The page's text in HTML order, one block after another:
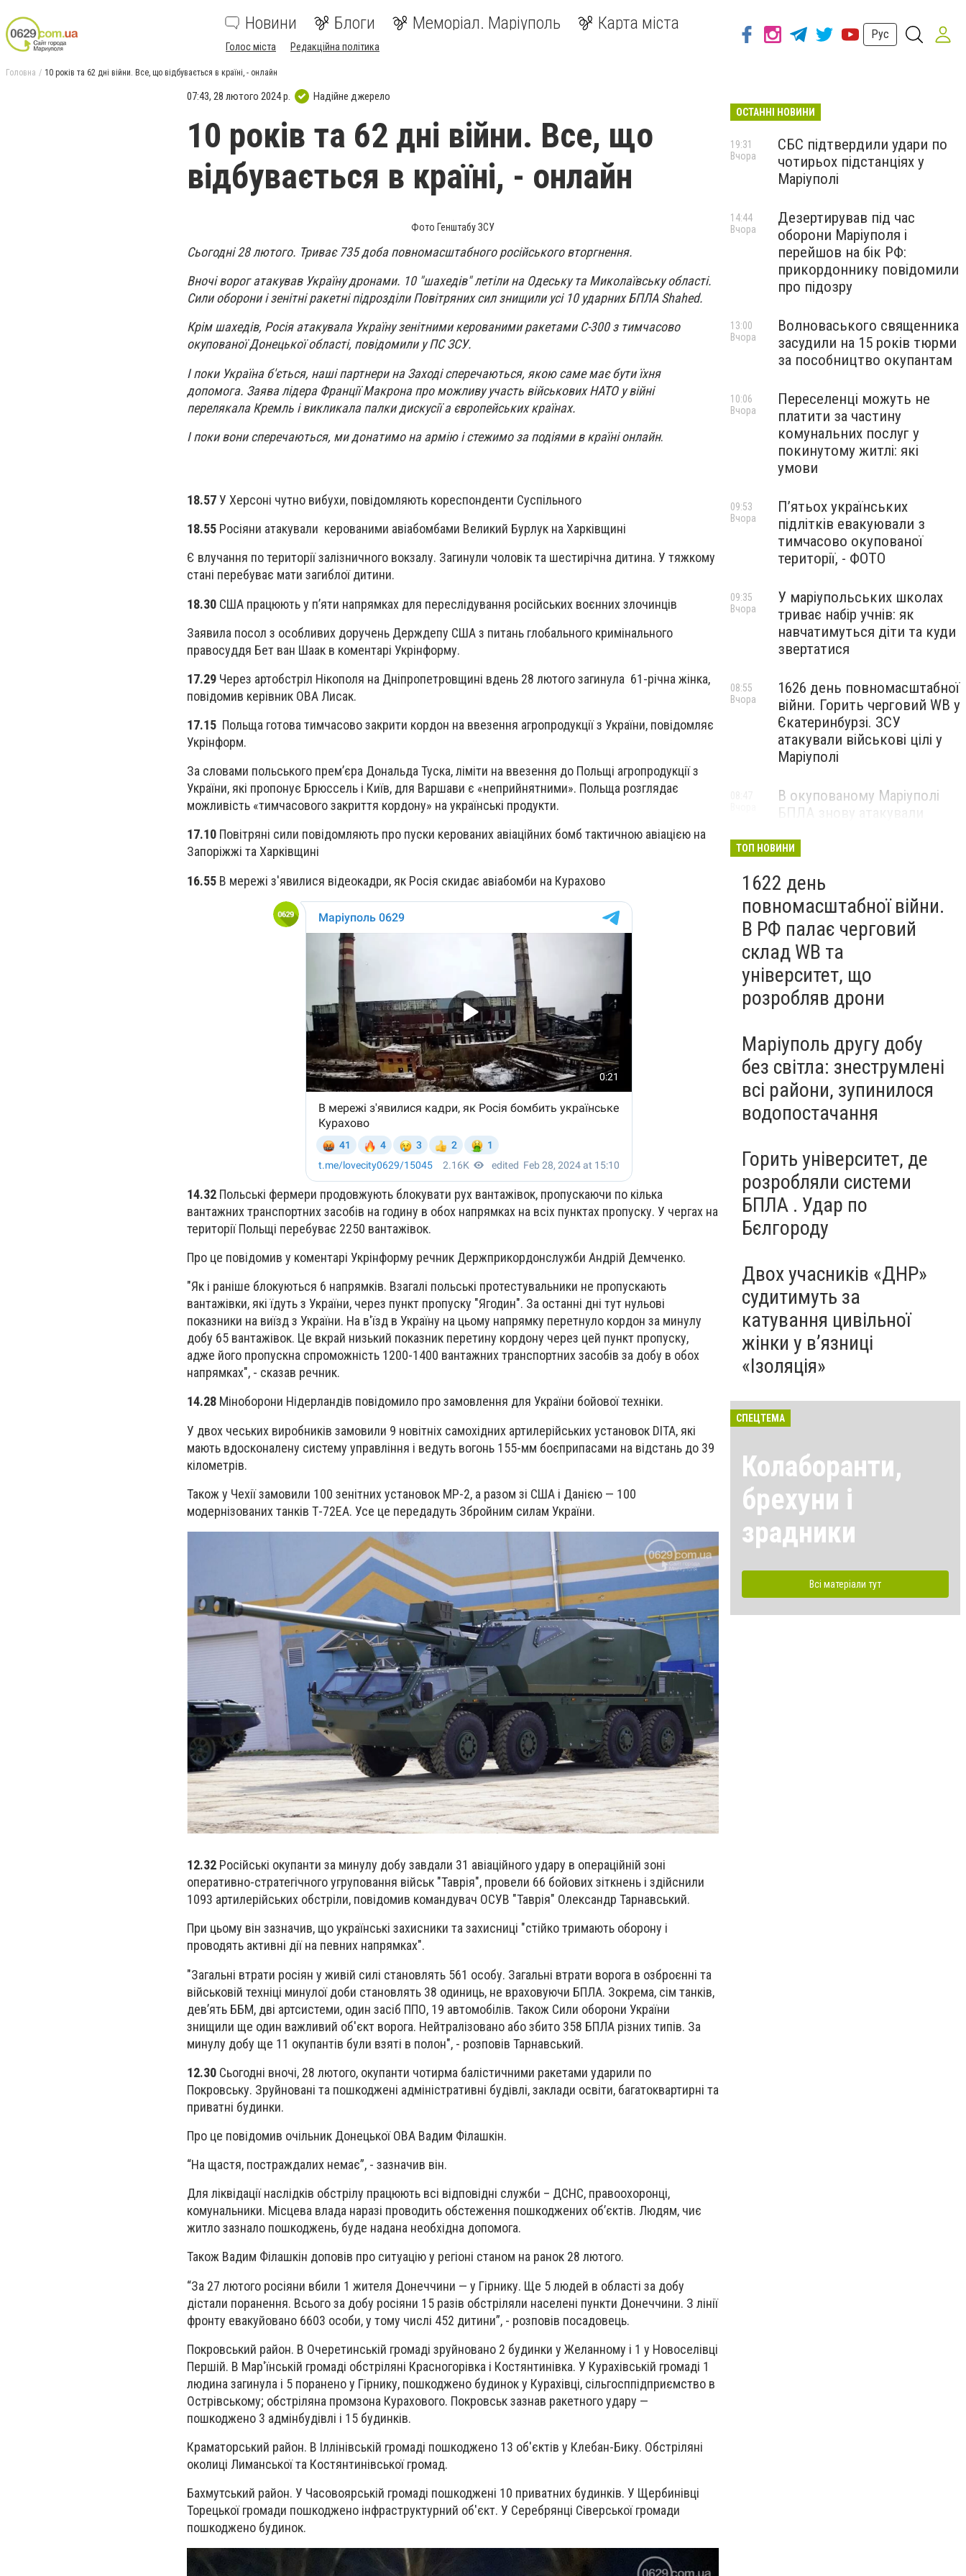
Новини Блоги Меморіал. Маріуполь Карта міста
Голос міста Редакційна політика
Рус
Головна 10 років та 62 дні війни. Все, що відбувається в країні, - онлайн
07:43, 28 лютого 2024 р. Надійне джерело
10 років та 62 дні війни. Все, що
відбувається в країні, - онлайн
Фото Генштабу ЗСУ
Сьогодні 28 лютого. Триває 735 доба повномасштабного російського вторгнення.
Вночі ворог атакував Україну дронами. 10 "шахедів" летіли на Одеську та Миколаївську області.
Сили оборони і зенітні ракетні підрозділи Повітряних сил знищили усі 10 ударних БПЛА Shahed.
Крім шахедів, Росія атакувала Україну зенітними керованими ракетами С-300 з тимчасово
окупованої Донецької області, повідомили у ПС ЗСУ.
І поки Україна б'ється, наші партнери на Заході сперечаються, якою саме має бути їхня
допомога. Заява лідера Франції Макрона про можливу участь військових НАТО у війні
перелякала Кремль і викликала палки дискусії а європейських країнах.
І поки вони сперечаються, ми донатимо на армію і стежимо за подіями в країні онлайн.
18.57У Херсоні чутно вибухи, повідомляють кореспонденти Суспільного
18.55 Росіяни атакували керованими авіабомбами Великий Бурлук на Харківщині
Є влучання по території залізничного вокзалу. Загинули чоловік та шестирічна дитина. У тяжкому
стані перебуває мати загиблої дитини.
18.30 США працюють у п’яти напрямках для переслідування російських воєнних злочинців
Заявила посол з особливих доручень Держдепу США з питань глобального кримінального
правосуддя Бет ван Шаак в коментарі Укрінформу.
17.29 Через артобстріл Нікополя на Дніпропетровщині вдень 28 лютого загинула 61-річна жінка,
повідомив керівник ОВА Лисак.
17.15 Польща готова тимчасово закрити кордон на ввезення агропродукції з України, повідомляє
Укрінформ.
За словами польського прем’єра Дональда Туска, ліміти на ввезення до Польщі агропродукції з
України, які пропонує Брюссель і Київ, для Варшави є «неприйнятними». Польща розглядає
можливість «тимчасового закриття кордону» на українські продукти.
17.10 Повітряні сили повідомляють про пуски керованих авіаційних бомб тактичною авіацією на
Запоріжжі та Харківщині
16.55 В мережі з'явилися відеокадри, як Росія скидає авіабомби на Курахово
14.32 Польські фермери продовжують блокувати рух вантажівок, пропускаючи по кілька
вантажних транспортних засобів на годину в обох напрямках на всіх пунктах пропуску. У чергах на
території Польщі перебуває 2250 вантажівок.
Про це повідомив у коментарі Укрінформу речник Держприкордонслужби Андрій Демченко.
"Як і раніше блокуються 6 напрямків. Взагалі польські протестувальники не пропускають
вантажівки, які їдуть з України, через пункт пропуску "Ягодин". За останні дні тут нульові
показники на виїзд з України. На в'їзд в Україну на цьому напрямку перетнуло кордон за минулу
добу 65 вантажівок. Це вкрай низький показник перетину кордону через цей пункт пропуску,
адже його пропускна спроможність 1200-1400 вантажних транспортних засобів за добу в обох
напрямках", - сказав речник.
14.28 Міноборони Нідерландів повідомило про замовлення для України бойової техніки.
У двох чеських виробників замовили 9 новітніх самохідних артилерійських установок DITA, які
мають вдосконалену систему управління і ведуть вогонь 155-мм боєприпасами на відстань до 39
кілометрів.
Також у Чехії замовили 100 зенітних установок МР-2, а разом зі США і Данією — 100
модернізованих танків Т-72ЕА. Усе це передадуть Збройним силам України.
12.32 Російські окупанти за минулу добу завдали 31 авіаційного удару в операційній зоні
оперативно-стратегічного угруповання військ "Таврія", провели 66 бойових зіткнень і здійснили
1093 артилерійських обстріли, повідомив командувач ОСУВ "Таврія" Олександр Тарнавський.
При цьому він зазначив, що українські захисники та захисниці "стійко тримають оборону і
проводять активні дії на певних напрямках".
"Загальні втрати росіян у живій силі становлять 561 особу. Загальні втрати ворога в озброєнні та
військовій техніці минулої доби становлять 38 одиниць, не враховуючи БПЛА. Зокрема, сім танків,
дев’ять ББМ, дві артсистеми, один засіб ППО, 19 автомобілів. Також Сили оборони України
знищили ще один важливий об'єкт ворога. Нейтралізовано або збито 358 БПЛА різних типів. За
минулу добу ще 11 окупантів були взяті в полон", - розповів Тарнавський.
12.30 Сьогодні вночі, 28 лютого, окупанти чотирма балістичними ракетами ударили по
Покровську. Зруйновані та пошкоджені адміністративні будівлі, заклади освіти, багатоквартирні та
приватні будинки.
Про це повідомив очільник Донецької ОВА Вадим Філашкін.
“На щастя, постраждалих немає”, - зазначив він.
Для ліквідації наслідків обстрілу працюють всі відповідні служби – ДСНС, правоохоронці,
комунальники. Місцева влада наразі проводить обстеження пошкоджених об’єктів. Людям, чиє
житло зазнало пошкоджень, буде надана необхідна допомога.
Також Вадим Філашкін доповів про ситуацію у регіоні станом на ранок 28 лютого.
“За 27 лютого росіяни вбили 1 жителя Донеччини — у Гірнику. Ще 5 людей в області за добу
дістали поранення. Всього за добу росіяни 15 разів обстріляли населені пункти Донеччини. З лінії
фронту евакуйовано 6603 особи, у тому числі 452 дитини”, - розповів посадовець.
Покровський район. В Очеретинській громаді зруйновано 2 будинки у Желанному і 1 у Новоселівці
Першій. В Мар'їнській громаді обстріляні Красногорівка і Костянтинівка. У Курахівській громаді 1
людина загинула і 5 поранено у Гірнику, пошкоджено будинок у Курахівці, сільгосппідприємство в
Острівському; обстріляна промзона Курахового. Покровськ зазнав ракетного удару —
пошкоджено 3 адмінбудівлі і 15 будинків.
Краматорський район. В Іллінівській громаді пошкоджено 13 об'єктів у Клебан-Бику. Обстріляні
околиці Лиманської та Костянтинівської громад.
Бахмутський район. У Часовоярській громаді пошкоджені 10 приватних будинків. У Щербинівці
Торецької громади пошкоджено інфраструктурний об'єкт. У Серебрянці Сіверської громади
пошкоджено будинок.
ОСТАННІ НОВИНИ
СБС підтвердили удари по
чотирьох підстанціях у
Маріуполі
19:31
Вчора
Дезертирував під час
оборони Маріуполя і
перейшов на бік РФ:
прикордоннику повідомили
про підозру
14:44
Вчора
Волноваського священника
засудили на 15 років тюрми
за пособництво окупантам
13:00
Вчора
Переселенці можуть не
платити за частину
комунальних послуг у
покинутому житлі: які
умови
10:06
Вчора
П’ятьох українських
підлітків евакуювали з
тимчасово окупованої
території, - ФОТО
09:53
Вчора
У маріупольських школах
триває набір учнів: як
навчатимуться діти та куди
звертатися
09:35
Вчора
1626 день повномасштабної
війни. Горить черговий WB у
Єкатеринбурзі. ЗСУ
атакували військові цілі у
Маріуполі
08:55
Вчора
В окупованому Маріуполі
БПЛА знову атакували
— ВІДЕО
ТОП НОВИНИ
1622 день
повномасштабної війни.
В РФ палає черговий
склад WB та
університет, що
розробляв дрони
Маріуполь другу добу
без світла: знеструмлені
всі райони, зупинилося
водопостачання
Горить університет, де
розробляли системи
БПЛА . Удар по
Бєлгороду
Двох учасників «ДНР»
судитимуть за
катування цивільної
жінки у в’язниці
«Ізоляція»
СПЕЦТЕМА
Колаборанти,
брехуни і
зрадники
Всі матеріали тут